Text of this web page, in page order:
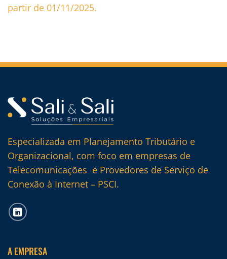
partir de 01/11/2025.
Especializada em Planejamento Tributário e
Organizacional, com foco em empresas de
Telecomunicações e Provedores de Serviço de
Conexão à Internet – PSCI.
A EMPRESA